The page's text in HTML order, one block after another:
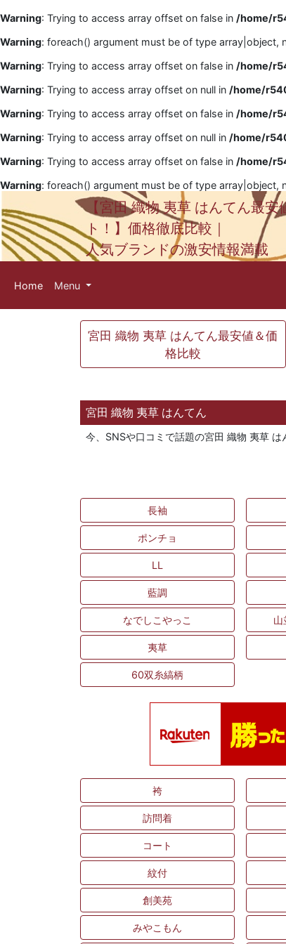
Warning: Trying to access array offset on false in /home/
Warning: foreach() argument must be of type array|object,
Warning: Trying to access array offset on false in /home/
Warning: Trying to access array offset on null in /home/
Warning: Trying to access array offset on false in /home/
Warning: Trying to access array offset on null in /home/
Warning: Trying to access array offset on false in /home/
Warning: foreach() argument must be of type array|object,
【宮田 織物 夷草 はんてん最安
ト！】価格徹底比較｜
人気ブランドの激安情報満載
Home Menu
宮田 織物 夷草 はんてん最安値＆価
格比較
宮田 織物 夷草 はんてん
今、SNSや口コミで話題の宮田 織物 夷草
長袖
ポンチョ
LL
藍調
なでしこやっこ 山
夷草
60双糸縞柄
袴
訪問着
コート
紋付
創美苑
みやこもん